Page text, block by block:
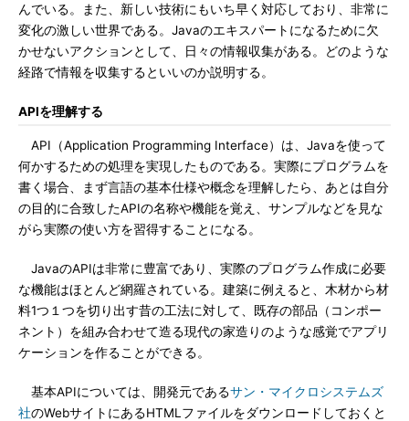
んでいる。また、新しい技術にもいち早く対応しており、非常に
変化の激しい世界である。Javaのエキスパートになるために欠
かせないアクションとして、日々の情報収集がある。どのような
経路で情報を収集するといいのか説明する。
APIを理解する
API（Application Programming Interface）は、Javaを使って
何かするための処理を実現したものである。実際にプログラムを
書く場合、まず言語の基本仕様や概念を理解したら、あとは自分
の目的に合致したAPIの名称や機能を覚え、サンプルなどを見な
がら実際の使い方を習得することになる。
JavaのAPIは非常に豊富であり、実際のプログラム作成に必要
な機能はほとんど網羅されている。建築に例えると、木材から材
料1つ１つを切り出す昔の工法に対して、既存の部品（コンポー
ネント）を組み合わせて造る現代の家造りのような感覚でアプリ
ケーションを作ることができる。
基本APIについては、開発元であるサン・マイクロシステムズ
社のWebサイトにあるHTMLファイルをダウンロードしておくと